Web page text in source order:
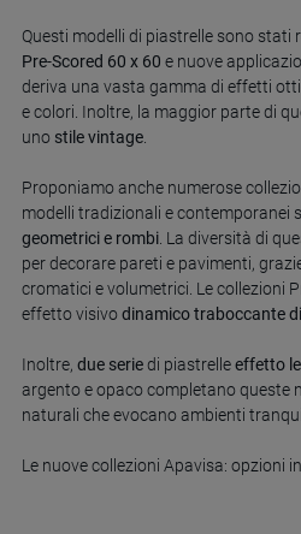
Questi modelli di piastrelle sono stati
Pre-Scored 60 x 60 e nuove
deriva una vasta gamma di effetti
e colori. Inoltre, la maggior parte di
uno stile vintage.
Proponiamo anche numerose
modelli tradizionali e contemporanei
geometrici e rombi. La diversità di
per decorare pareti e pavimenti,
cromatici e volumetrici. Le collezioni
effetto visivo dinamico traboccante
Inoltre, due seriedi piastrelleeffetto
argento e opaco completano queste
naturali che evocano ambienti
Le nuove collezioni Apavisa: opzioni